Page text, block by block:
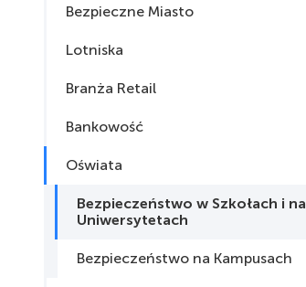
Bezpieczne Miasto
Lotniska
Branża Retail
Bankowość
Oświata
Bezpieczeństwo w Szkołach i na
Uniwersytetach
Bezpieczeństwo na Kampusach